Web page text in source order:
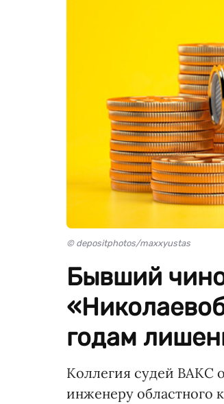
© depositphotos/maxxyustas
Бывший
годам
Коллегия судей ВАКС
инженеру областного